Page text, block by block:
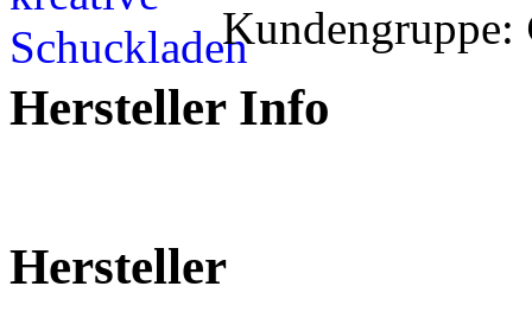
Kundengruppe:
Hersteller Info
Hersteller